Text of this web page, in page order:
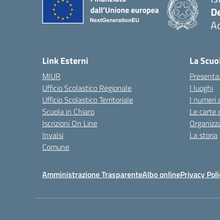
Link Esterni
MIUR
Ufficio Scolastico Regionale
Ufficio Scolastico Territoriale
Scuola in Chiaro
Iscrizioni On Line
Invalsi
Comune
La
I luoghi
I numeri
Le carte
La storia
Amministrazione TrasparenteAlbo onlinePrivacy